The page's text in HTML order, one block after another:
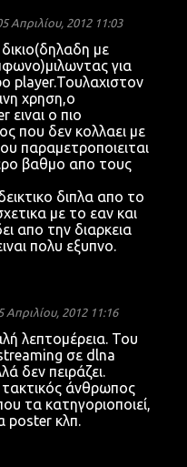
Απριλίου, 2012 11:03
δικιο(δηλαδη με
για
player.Τουλαχιστον
χρηση,ο
ειναι ο πιο
που δεν κολλαει με
παραμετροποιειται
βαθμο απο τους
διπλα απο το
με το εαν και
απο την διαρκεια
πολυ εξυπνο.
Απριλίου, 2012 11:16
λεπτομέρεια. Του
σε dlna
δεν πειράζει.
τακτικός άνθρωπος
τα κατηγοριοποιεί,
poster κλπ.